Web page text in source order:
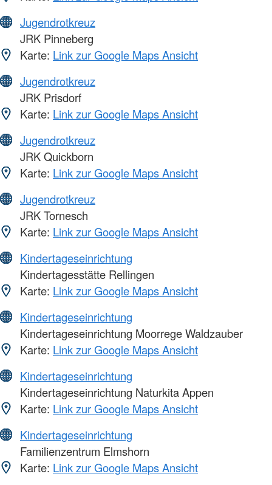
Jugendrotkreuz
JRK Pinneberg
Karte: Link zur Google Maps Ansicht
Jugendrotkreuz
JRK Prisdorf
Karte: Link zur Google Maps Ansicht
Jugendrotkreuz
JRK Quickborn
Karte: Link zur Google Maps Ansicht
Jugendrotkreuz
JRK Tornesch
Karte: Link zur Google Maps Ansicht
Kindertageseinrichtung
Kindertagesstätte Rellingen
Karte: Link zur Google Maps Ansicht
Kindertageseinrichtung
Kindertageseinrichtung Moorrege Waldzauber
Karte: Link zur Google Maps Ansicht
Kindertageseinrichtung
Kindertageseinrichtung Naturkita Appen
Karte: Link zur Google Maps Ansicht
Kindertageseinrichtung
Familienzentrum Elmshorn
Karte: Link zur Google Maps Ansicht